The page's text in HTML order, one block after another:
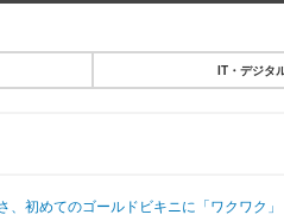
IT・デジタ
、初めてのゴールドビキニに「ワクワク」